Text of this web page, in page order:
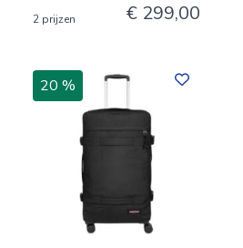
2 prijzen € 299,00
20 %